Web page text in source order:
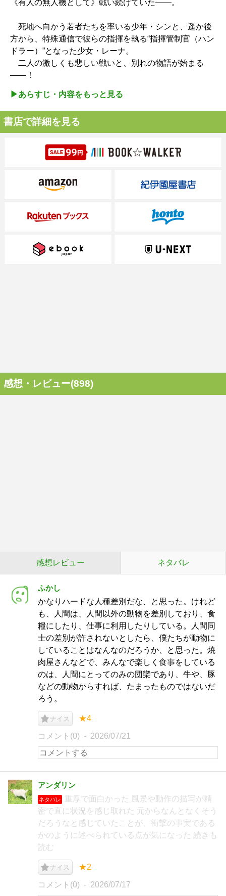
《有人の無人機として》戦い続けていた――。
死地へ向かう若者たちを率いる少年・シンと、遥か後
方から、特殊通信で彼らの指揮を執る“指揮管制官（ハン
ドラー）”となった少女・レーナ。
二人の激しくも悲しい戦いと、別れの物語が始まる
――！
▶︎あらすじ・内容をもっと見る
書店で詳細を見る
感想・レビュー(898)
感想レビュー ネタバレ
ふかし
かなりハードな人種差別だな、と思った。けれど
も、人間は、人間以外の動物を差別しており、食
糧にしたり、仕事に利用したりしている。人間同
士の差別が許されないとしたら、僕たちが動物に
していることはなんなのだろうか、と思った。焼
肉屋さんなどで、みんなで楽しく食事をしている
のは、人間にとってのみの団欒であり、牛や、豚
などの動物からすれば、たまったものではないだ
ろう。
ナイス ★4
コメント(0) 2026/07/21
アンダリン
ネタバレ
重厚で面白かった 風景や動作の描写が精
密で直に状況を感じ取れた 元からなんとなくそう
だろうなと感じていたことが、衝撃の事実である
かのように述べられている点が気になった 続きも
読む
ナイス ★2
コメント(0) 2026/07/17